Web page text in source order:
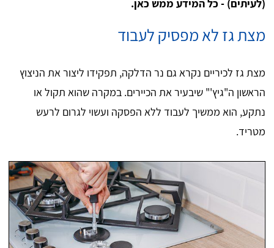
(לעיתים) - כל המידע ממש כאן.
מצת גז לא מפסיק לעבוד
מצת גז לכיריים נקרא גם נר הדלקה, תפקידו ליצור את הניצוץ
הראשון ה"גיץ'" שיבעיר את הכיירים. במקרה שהוא תקול או
נתקע, הוא ממשיך לעבוד ללא הפסקה ועשוי לגרום לרעש
מטריד.